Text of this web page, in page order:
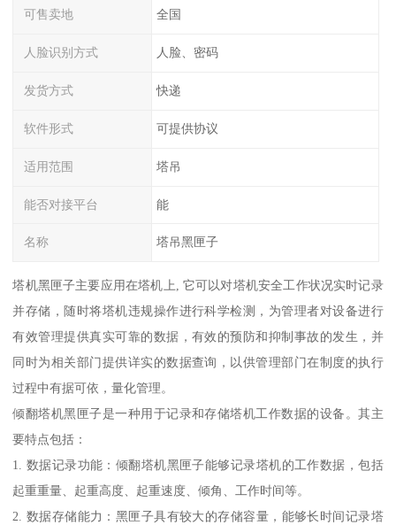
可售卖地 全国
人脸识别方式 人脸、密码
发货方式 快递
软件形式 可提供协议
适用范围 塔吊
能否对接平台 能
名称 塔吊黑匣子
塔机黑匣子主要应用在塔机上, 它可以对塔机安全工作状况实时记录
并存储，随时将塔机违规操作进行科学检测，为管理者对设备进行
有效管理提供真实可靠的数据，有效的预防和抑制事故的发生，并
同时为相关部门提供详实的数据查询，以供管理部门在制度的执行
过程中有据可依，量化管理。
倾翻塔机黑匣子是一种用于记录和存储塔机工作数据的设备。其主
要特点包括：
1. 数据记录功能：倾翻塔机黑匣子能够记录塔机的工作数据，包括
起重重量、起重高度、起重速度、倾角、工作时间等。
2. 数据存储能力：黑匣子具有较大的存储容量，能够长时间记录塔